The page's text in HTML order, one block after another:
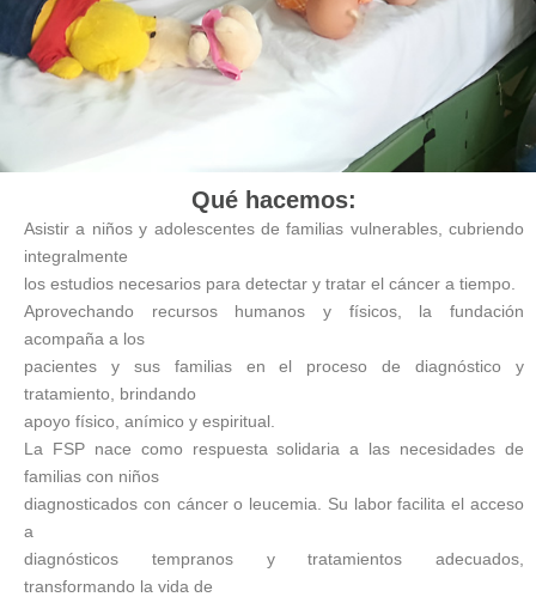
Qué hacemos:
Asistir a niños y adolescentes de familias vulnerables, cubriendo
integralmente
los estudios necesarios para detectar y tratar el cáncer a tiempo.
Aprovechando recursos humanos y físicos, la fundación
acompaña a los
pacientes y sus familias en el proceso de diagnóstico y
tratamiento, brindando
apoyo físico, anímico y espiritual.
La FSP nace como respuesta solidaria a las necesidades de
familias con niños
diagnosticados con cáncer o leucemia. Su labor facilita el acceso
a
diagnósticos tempranos y tratamientos adecuados,
transformando la vida de